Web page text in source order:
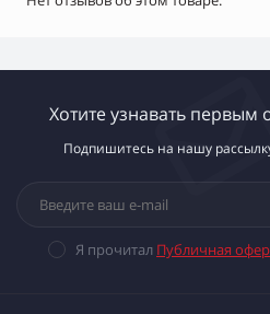
Хотите узнавать первым
Подпишитесь на нашу
Я прочитал Публичная